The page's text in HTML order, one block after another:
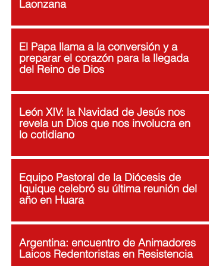
Laonzana
El Papa llama a la conversión y a
preparar el corazón para la llegada
del Reino de Dios
León XIV: la Navidad de Jesús nos
revela un Dios que nos involucra en
lo cotidiano
Equipo Pastoral de la Diócesis de
Iquique celebró su última reunión del
año en Huara
Argentina: encuentro de Animadores
Laicos Redentoristas en Resistencia